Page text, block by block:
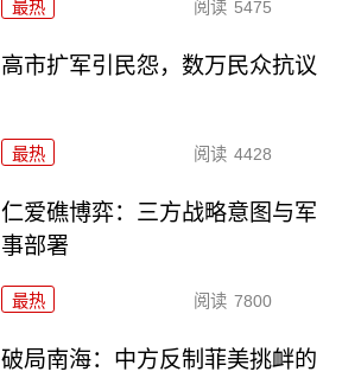
最热 阅读 5475
高市扩军引民怨，数万民众抗议
最热 阅读 4428
仁爱礁博弈：三方战略意图与军
事部署
最热 阅读 7800
破局南海：中方反制菲美挑衅的